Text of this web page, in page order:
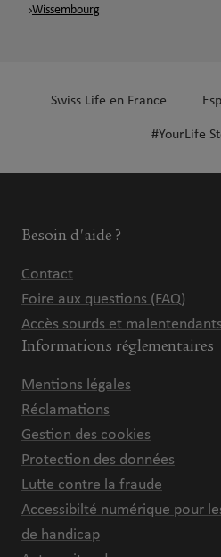
Wissembourg
Swiss Life en France
#YourLife
Besoin d'aide ?
Contact
Foire aux questions (FAQ)
Accès sourds et malentendants
Informations réglementaires
Mentions légales
Réclamations
Gestion des cookies
Protection des données
Lutte contre la fraude
Accessibilté numérique pour
de handicap